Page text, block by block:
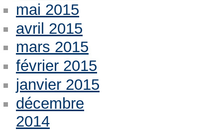
mai 2015
avril 2015
mars 2015
février 2015
janvier 2015
décembre
2014